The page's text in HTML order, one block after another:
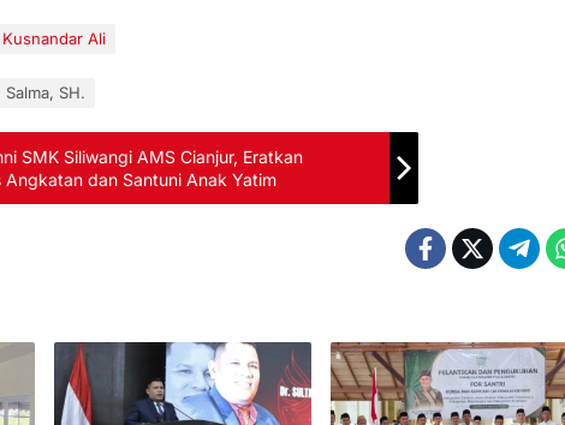
Kusnandar Ali
Salma, SH.
SMK Siliwangi AMS Cianjur, Eratkan
Angkatan dan Santuni Anak Yatim